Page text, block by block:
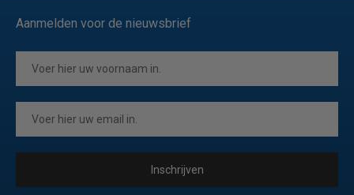
Aanmelden voor de nieuwsbrief
Inschrijven